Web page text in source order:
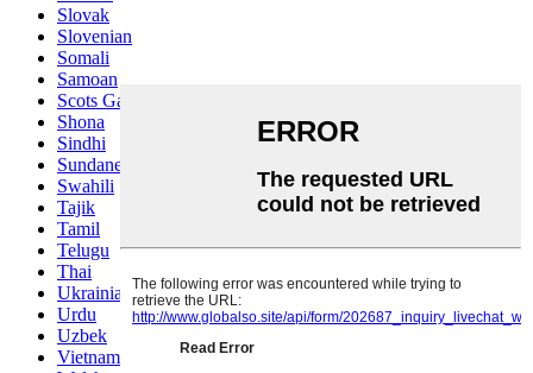
Slovak
Slovenian
Somali
Samoan
Scots Gaelic
Shona
Sindhi
Sundanese
Swahili
Tajik
Tamil
Telugu
Thai
Ukrainian
Urdu
Uzbek
Vietnamese